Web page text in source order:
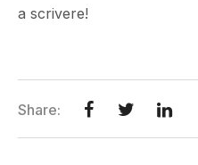
a scrivere!
Share: